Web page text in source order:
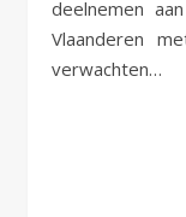
deelnemen
Vlaanderen
verwachten…